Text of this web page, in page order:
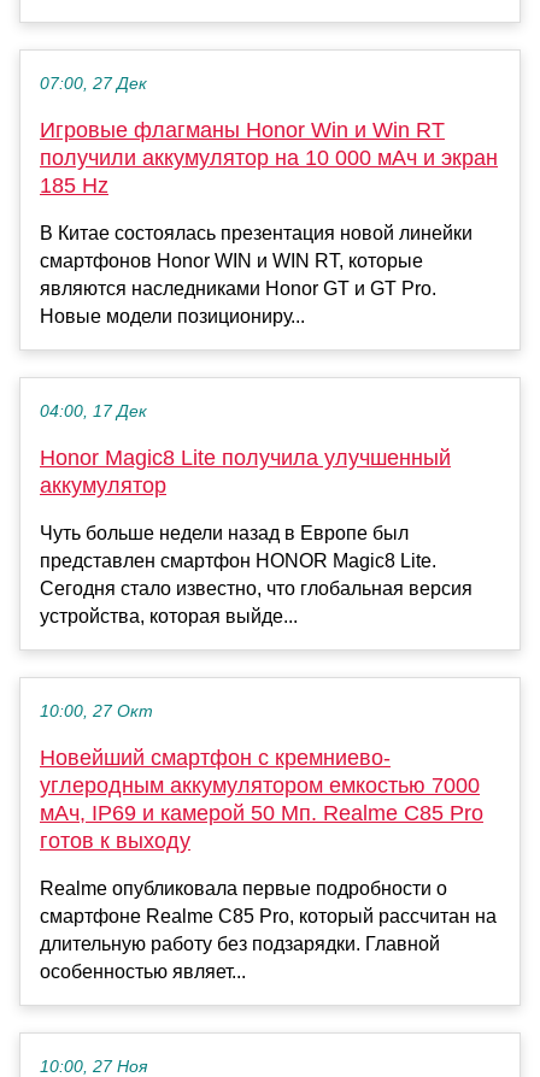
07:00, 27 Дек
Игровые флагманы Honor Win и Win RT
получили аккумулятор на 10 000 мАч и экран
185 Hz
В Китае состоялась презентация новой линейки
смартфонов Honor WIN и WIN RT, которые
являются наследниками Honor GT и GT Pro.
Новые модели позициониру...
04:00, 17 Дек
Honor Magic8 Lite получила улучшенный
аккумулятор
Чуть больше недели назад в Европе был
представлен смартфон HONOR Magic8 Lite.
Сегодня стало известно, что глобальная версия
устройства, которая выйде...
10:00, 27 Окт
Новейший смартфон с кремниево-
углеродным аккумулятором емкостью 7000
мАч, IP69 и камерой 50 Мп. Realme C85 Pro
готов к выходу
Realme опубликовала первые подробности о
смартфоне Realme C85 Pro, который рассчитан на
длительную работу без подзарядки. Главной
особенностью являет...
10:00, 27 Ноя